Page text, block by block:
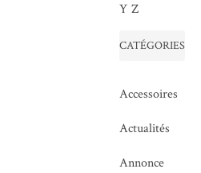
Y Z
CATÉGORIES
Accessoires
Actualités
Annonce